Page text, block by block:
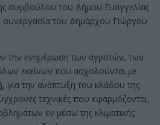
συμβούλου του Δήμου Ευαγγελίας
συνεργασία του Δημάρχου Γιώργου
την ενημέρωση των αγροτών, των
εκείνων που ασχολούνται με
για την ανάπτυξη του κλάδου της
τεχνικές που εφαρμόζονται,
εν μέσω της κλιματικής